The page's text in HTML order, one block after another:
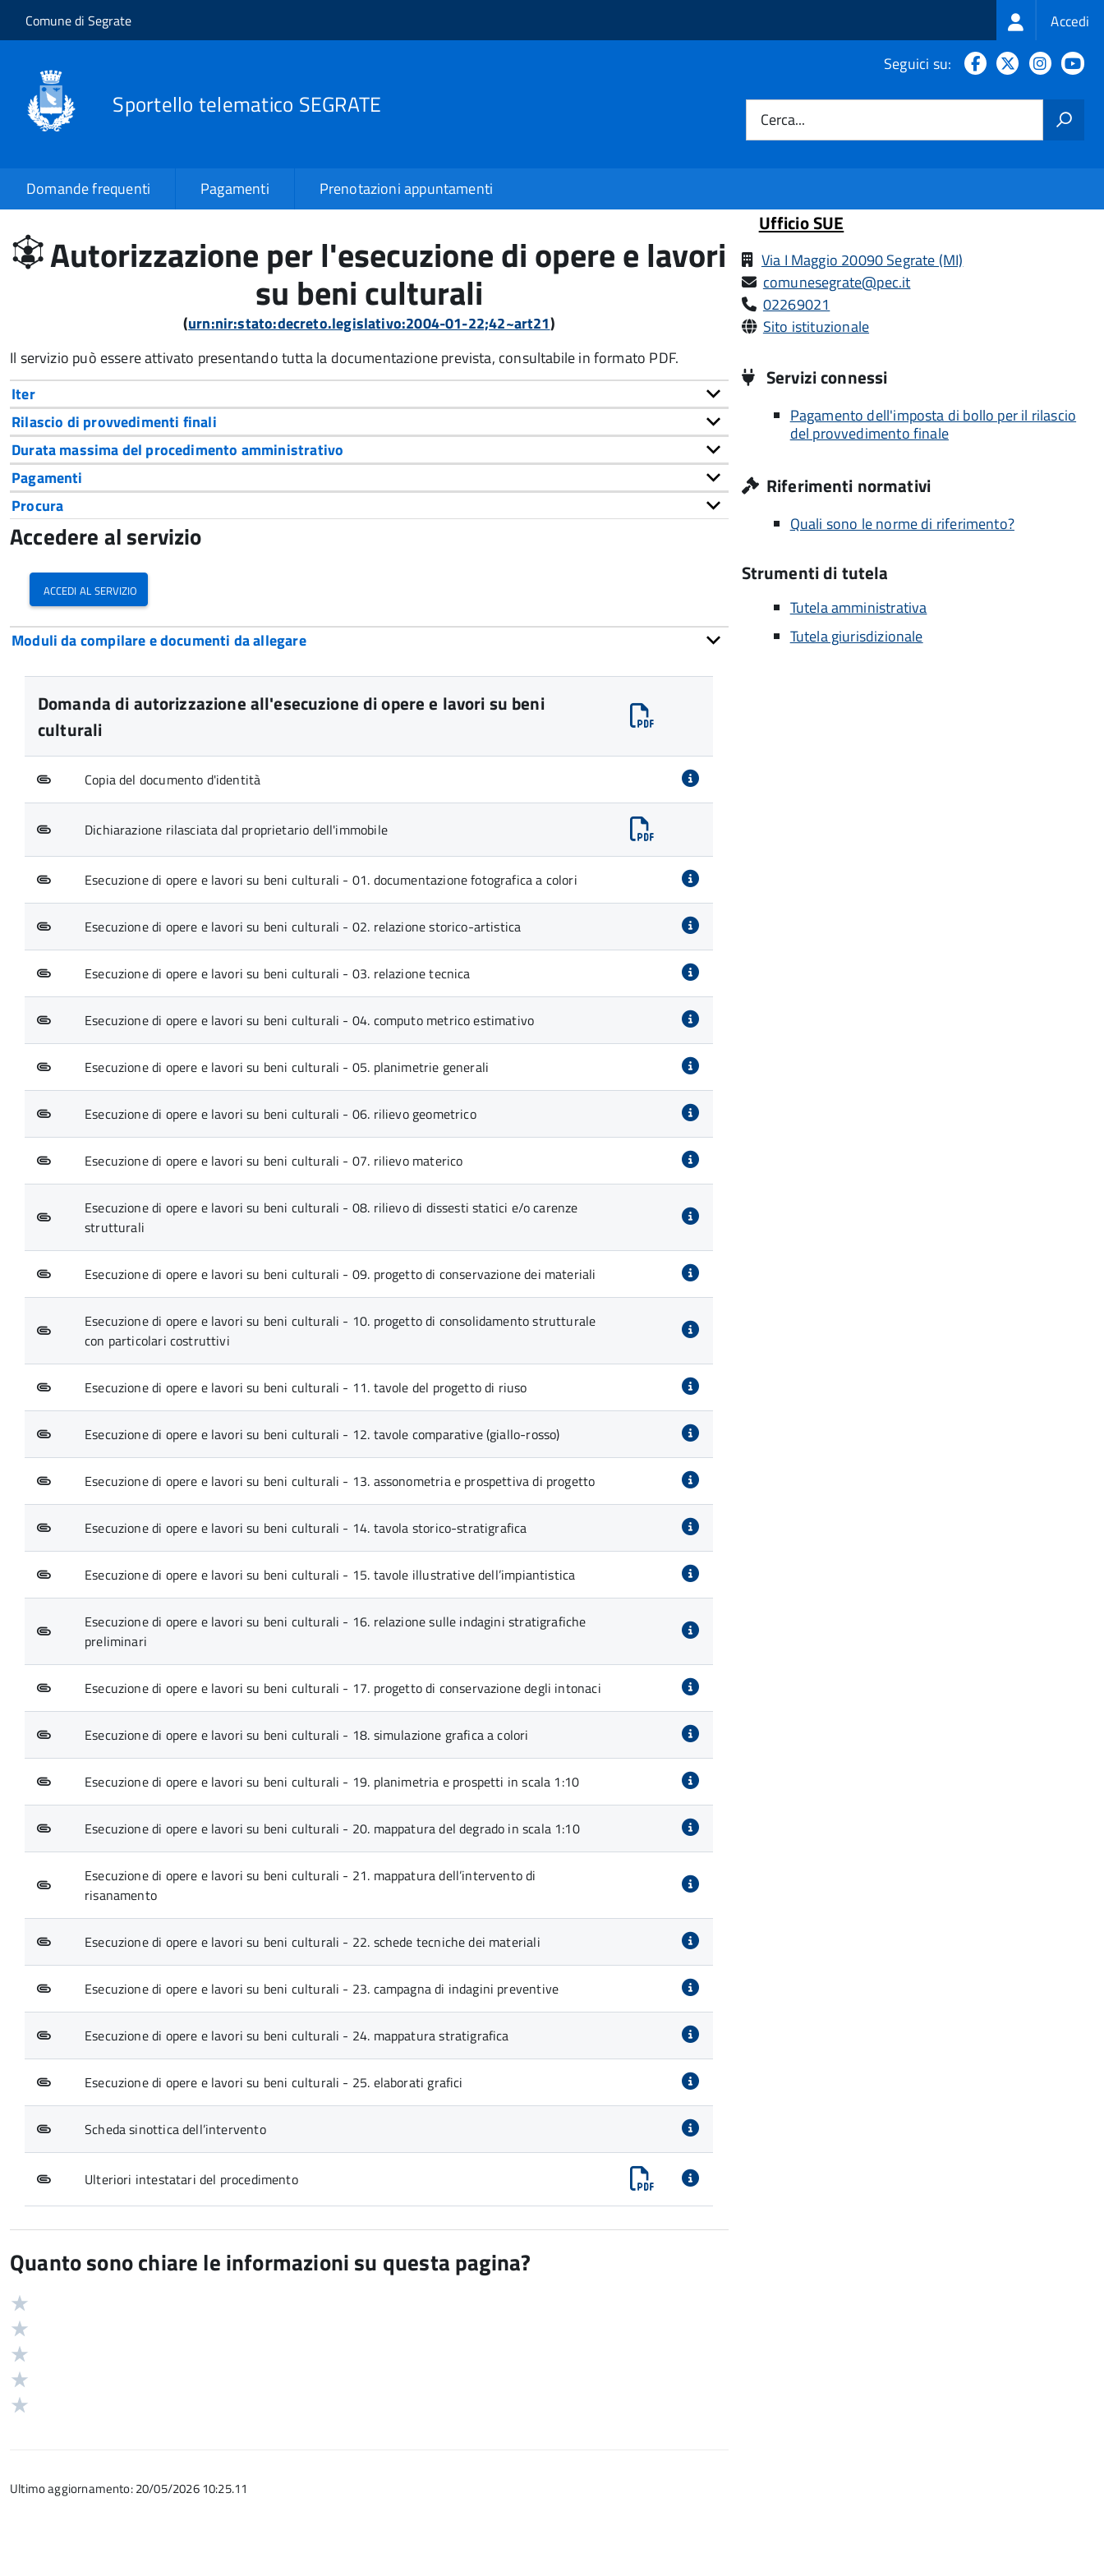
Salta al contenuto principale
Skip to site navigation
Comune di Segrate Login
menu
Accedi
Sportello telematico SEGRATE
Seguici su: Facebook
Cerca...
Domande frequenti Pagamenti Prenotazioni appuntamenti
Autorizzazione per l'esecuzione di opere e lavori
su beni culturali
(urn:nir:stato:decreto.legislativo:2004-01-22;42~art21)
Il servizio può essere attivato presentando tutta la documentazione prevista, consultabile in formato PDF.
Iter
Rilascio di provvedimenti finali
Durata massima del procedimento amministrativo
Pagamenti
Procura
Accedere al servizio
accedi al servizio
Moduli da compilare e documenti da allegare
Domanda di autorizzazione all'esecuzione di opere e lavori su beni
culturali
Copia del documento d'identità
Dichiarazione rilasciata dal proprietario dell'immobile
Esecuzione di opere e lavori su beni culturali - 01. documentazione fotografica a colori
Esecuzione di opere e lavori su beni culturali - 02. relazione storico-artistica
Esecuzione di opere e lavori su beni culturali - 03. relazione tecnica
Esecuzione di opere e lavori su beni culturali - 04. computo metrico estimativo
Esecuzione di opere e lavori su beni culturali - 05. planimetrie generali
Esecuzione di opere e lavori su beni culturali - 06. rilievo geometrico
Esecuzione di opere e lavori su beni culturali - 07. rilievo materico
Esecuzione di opere e lavori su beni culturali - 08. rilievo di dissesti statici e/o carenze
strutturali
Esecuzione di opere e lavori su beni culturali - 09. progetto di conservazione dei materiali
Esecuzione di opere e lavori su beni culturali - 10. progetto di consolidamento strutturale
con particolari costruttivi
Esecuzione di opere e lavori su beni culturali - 11. tavole del progetto di riuso
Esecuzione di opere e lavori su beni culturali - 12. tavole comparative (giallo-rosso)
Esecuzione di opere e lavori su beni culturali - 13. assonometria e prospettiva di progetto
Esecuzione di opere e lavori su beni culturali - 14. tavola storico-stratigrafica
Esecuzione di opere e lavori su beni culturali - 15. tavole illustrative dell’impiantistica
Esecuzione di opere e lavori su beni culturali - 16. relazione sulle indagini stratigrafiche
preliminari
Esecuzione di opere e lavori su beni culturali - 17. progetto di conservazione degli intonaci
Esecuzione di opere e lavori su beni culturali - 18. simulazione grafica a colori
Esecuzione di opere e lavori su beni culturali - 19. planimetria e prospetti in scala 1:10
Esecuzione di opere e lavori su beni culturali - 20. mappatura del degrado in scala 1:10
Esecuzione di opere e lavori su beni culturali - 21. mappatura dell’intervento di
risanamento
Esecuzione di opere e lavori su beni culturali - 22. schede tecniche dei materiali
Esecuzione di opere e lavori su beni culturali - 23. campagna di indagini preventive
Esecuzione di opere e lavori su beni culturali - 24. mappatura stratigrafica
Esecuzione di opere e lavori su beni culturali - 25. elaborati grafici
Scheda sinottica dell’intervento
Ulteriori intestatari del procedimento
Quanto sono chiare le informazioni su questa pagina?
Valutazione
5
Ultimo aggiornamento: 20/05/2026 10:25.11
Ufficio SUE
Via I Maggio 20090 Segrate (MI)
comunesegrate@pec.it
02269021
Sito istituzionale
Servizi connessi
Pagamento dell'imposta di bollo per il rilascio
del provvedimento finale
Riferimenti normativi
Quali sono le norme di riferimento?
Strumenti di tutela
Tutela amministrativa
Tutela giurisdizionale